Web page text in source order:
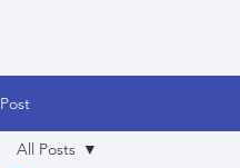
Post
All Posts